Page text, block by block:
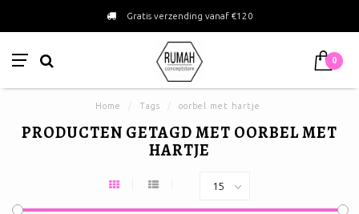
Gratis verzending vanaf €120
0
Home Tags oorbel met hartje
PRODUCTEN GETAGD MET OORBEL MET
HARTJE